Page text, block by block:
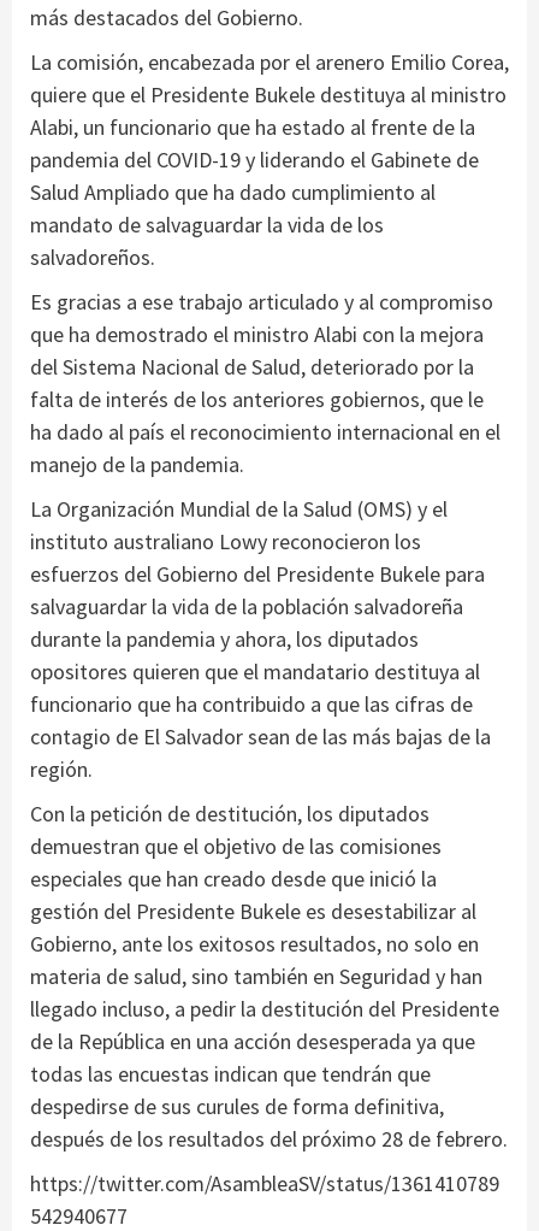
más destacados del Gobierno.
La comisión, encabezada por el arenero Emilio Corea,
quiere que el Presidente Bukele destituya al ministro
Alabi, un funcionario que ha estado al frente de la
pandemia del COVID-19 y liderando el Gabinete de
Salud Ampliado que ha dado cumplimiento al
mandato de salvaguardar la vida de los
salvadoreños.
Es gracias a ese trabajo articulado y al compromiso
que ha demostrado el ministro Alabi con la mejora
del Sistema Nacional de Salud, deteriorado por la
falta de interés de los anteriores gobiernos, que le
ha dado al país el reconocimiento internacional en el
manejo de la pandemia.
La Organización Mundial de la Salud (OMS) y el
instituto australiano Lowy reconocieron los
esfuerzos del Gobierno del Presidente Bukele para
salvaguardar la vida de la población salvadoreña
durante la pandemia y ahora, los diputados
opositores quieren que el mandatario destituya al
funcionario que ha contribuido a que las cifras de
contagio de El Salvador sean de las más bajas de la
región.
Con la petición de destitución, los diputados
demuestran que el objetivo de las comisiones
especiales que han creado desde que inició la
gestión del Presidente Bukele es desestabilizar al
Gobierno, ante los exitosos resultados, no solo en
materia de salud, sino también en Seguridad y han
llegado incluso, a pedir la destitución del Presidente
de la República en una acción desesperada ya que
todas las encuestas indican que tendrán que
despedirse de sus curules de forma definitiva,
después de los resultados del próximo 28 de febrero.
https://twitter.com/AsambleaSV/status/1361410789
542940677